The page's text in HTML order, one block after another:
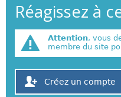
Réagissez à
Attention, vous
membre du site
Créez un compte